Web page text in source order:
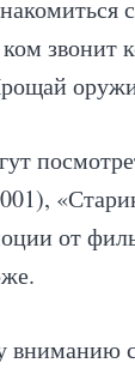
звонит
от
вниманию